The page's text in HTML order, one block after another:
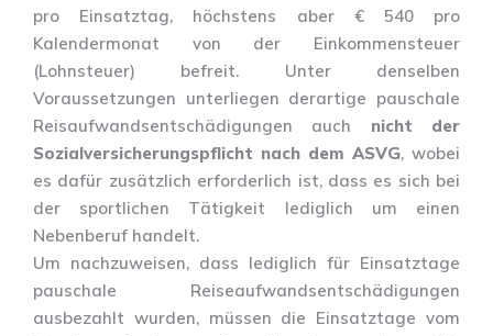
pro Einsatztag, höchstens aber € 540 pro
Kalendermonat von der Einkommensteuer
(Lohnsteuer) befreit. Unter denselben
Voraussetzungen unterliegen derartige pauschale
Reisaufwandsentschädigungen auch nicht der
Sozialversicherungspflicht nach dem ASVG, wobei
es dafür zusätzlich erforderlich ist, dass es sich bei
der sportlichen Tätigkeit lediglich um einen
Nebenberuf handelt.
Um nachzuweisen, dass lediglich für Einsatztage
pauschale Reiseaufwandsentschädigungen
ausbezahlt wurden, müssen die Einsatztage vom